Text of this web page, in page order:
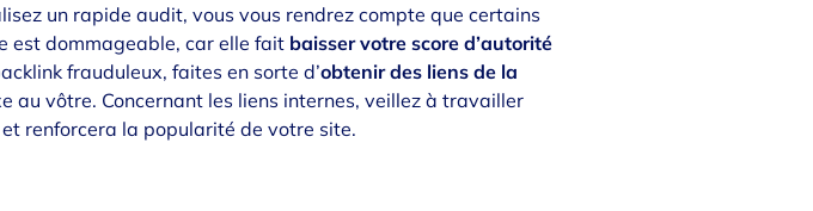
un rapide audit, vous vous rendrez compte que certains
est dommageable, car elle fait baisser votre score d’autorité
frauduleux, faites en sorte d’obtenir des liens de la
au vôtre. Concernant les liens internes, veillez à travailler
et renforcera la popularité de votre site.